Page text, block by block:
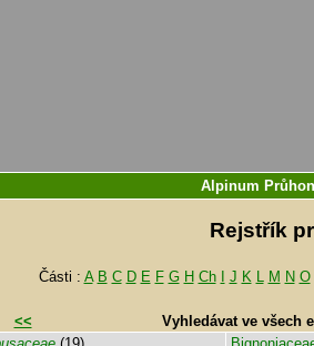
Alpinum
Rejstřík
Části : A B C D E F G H Ch J K L M N O
<<
Vyhledávat ve všech